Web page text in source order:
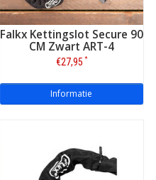
Falkx Kettingslot Secure 90
CM Zwart ART-4
€27,95 *
Informatie